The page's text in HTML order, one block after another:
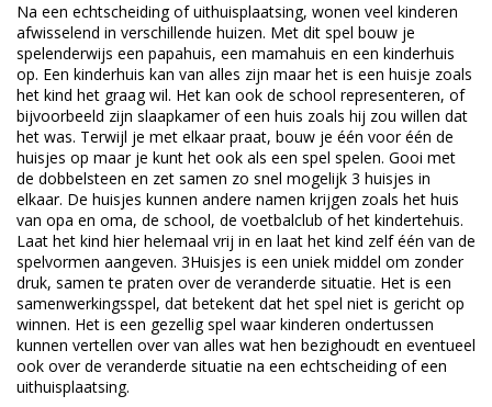
Na een echtscheiding of uithuisplaatsing, wonen veel kinderen
afwisselend in verschillende huizen. Met dit spel bouw je
spelenderwijs een papahuis, een mamahuis en een kinderhuis
op. Een kinderhuis kan van alles zijn maar het is een huisje zoals
het kind het graag wil. Het kan ook de school representeren, of
bijvoorbeeld zijn slaapkamer of een huis zoals hij zou willen dat
het was. Terwijl je met elkaar praat, bouw je één voor één de
huisjes op maar je kunt het ook als een spel spelen. Gooi met
de dobbelsteen en zet samen zo snel mogelijk 3 huisjes in
elkaar. De huisjes kunnen andere namen krijgen zoals het huis
van opa en oma, de school, de voetbalclub of het kindertehuis.
Laat het kind hier helemaal vrij in en laat het kind zelf één van de
spelvormen aangeven. 3Huisjes is een uniek middel om zonder
druk, samen te praten over de veranderde situatie. Het is een
samenwerkingsspel, dat betekent dat het spel niet is gericht op
winnen. Het is een gezellig spel waar kinderen ondertussen
kunnen vertellen over van alles wat hen bezighoudt en eventueel
ook over de veranderde situatie na een echtscheiding of een
uithuisplaatsing.